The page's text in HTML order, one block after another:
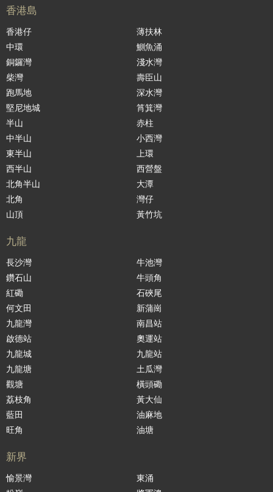
香港島
香港仔
中環
銅鑼灣
柴灣
跑馬地
堅尼地城
半山
中半山
東半山
西半山
北角半山
北角
山頂
薄扶林
鰂魚涌
淺水灣
壽臣山
深水灣
筲箕灣
赤柱
小西灣
上環
西營盤
大潭
灣仔
黃竹坑
九龍
長沙灣
鑽石山
紅磡
何文田
九龍灣
啟德站
九龍城
九龍塘
觀塘
荔枝角
藍田
旺角
牛池灣
牛頭角
石硤尾
新蒲崗
南昌站
奧運站
九龍站
土瓜灣
橫頭磡
黃大仙
油麻地
油塘
新界
愉景灣
東涌